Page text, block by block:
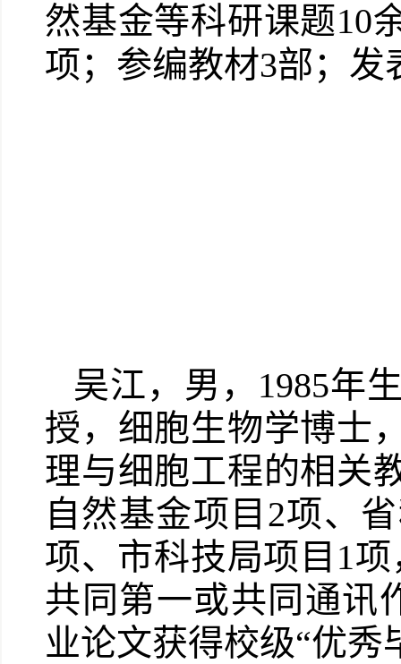
然基金等科研课题10
项；参编教材3部；发
吴江，男，1985年
授，细胞生物学博士
理与细胞工程的相关
自然基金项目2项、
项、市科技局项目1
共同第一或共同通讯
业论文获得校级“优秀